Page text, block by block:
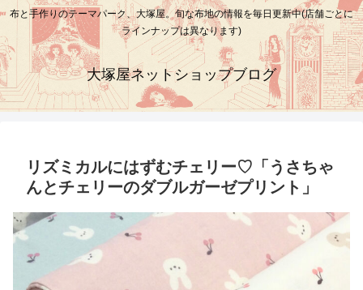
布と手作りのテーマパーク、大塚屋。旬な布地の情報を毎日更新中(店舗ごとに
ラインナップは異なります)
大塚屋ネットショップブログ
リズミカルにはずむチェリー♡「うさちゃ
んとチェリーのダブルガーゼプリント」